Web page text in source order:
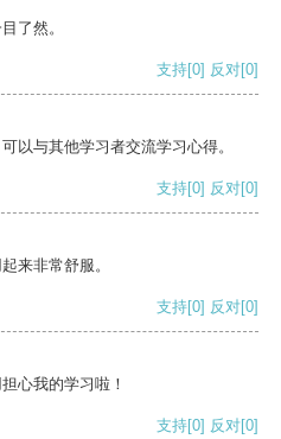
了然。
支持[0] 反对[0]
以与其他学习者交流学习心得。
支持[0] 反对[0]
来非常舒服。
支持[0] 反对[0]
心我的学习啦！
支持[0] 反对[0]